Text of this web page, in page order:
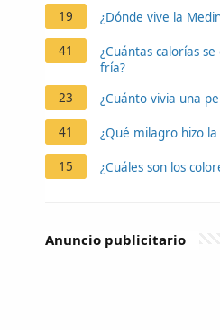
19 ¿Dónde vive la
41
¿Cuántas calorías
fría?
23
¿Cuánto vivia una
41 ¿Qué milagro hizo
15 ¿Cuáles son los
Anuncio publicitario